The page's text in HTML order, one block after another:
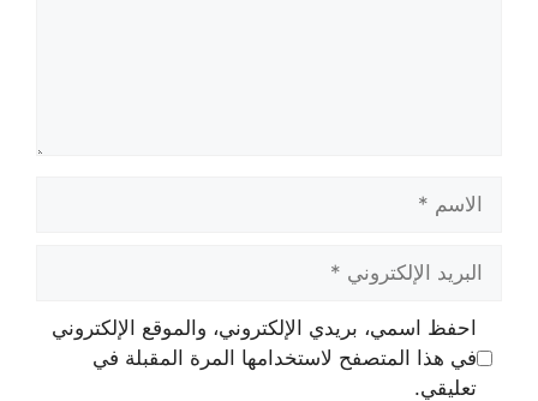
الاسم
البريد
الإلكتروني
احفظ اسمي، بريدي الإلكتروني، والموقع الإلكتروني
في هذا المتصفح لاستخدامها المرة المقبلة في
تعليقي.